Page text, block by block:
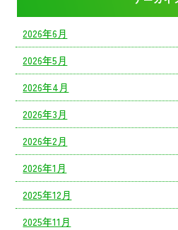
2026年6月
2026年5月
2026年4月
2026年3月
2026年2月
2026年1月
2025年12月
2025年11月